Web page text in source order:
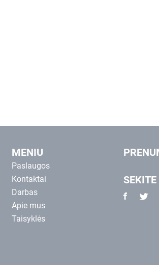
MENIU
Paslaugos
Kontaktai
Darbas
Apie mus
Taisyklės